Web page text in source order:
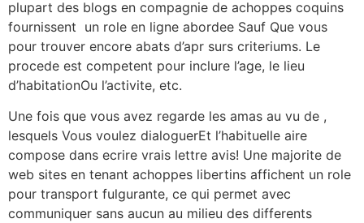
plupart des blogs en compagnie de achoppes coquins
fournissent un role en ligne abordee Sauf Que vous
pour trouver encore abats d’apr surs criteriums. Le
procede est competent pour inclure l’age, le lieu
d’habitationOu l’activite, etc.
Une fois que vous avez regarde les amas au vu de ,
lesquels Vous voulez dialoguerEt l’habituelle aire
compose dans ecrire vrais lettre avis! Une majorite de
web sites en tenant achoppes libertins affichent un role
pour transport fulgurante, ce qui permet avec
communiquer sans aucun au milieu des differents